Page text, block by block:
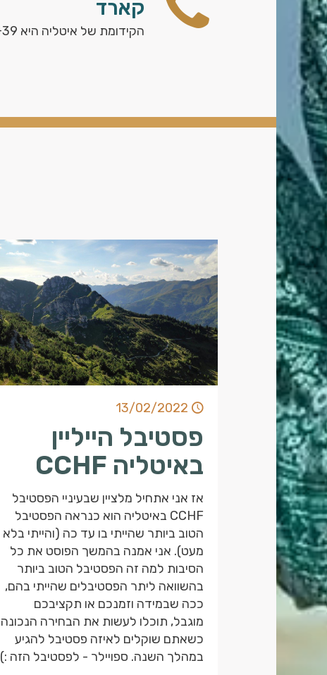
קארד
הקידומת של איטליה היא 39+
13/02/2022
פסטיבל הייליין
באיטליה CCHF
אז אני אתחיל מלציין שבעיניי הפסטיבל
CCHF באיטליה הוא כנראה הפסטיבל
הטוב ביותר שהייתי בו עד כה (והייתי בלא
מעט). אני אמנה בהמשך הפוסט את כל
הסיבות למה זה הפסטיבל הטוב ביותר
בהשוואה ליתר הפסטיבלים שהייתי בהם,
ככה שבמידה וזמנכם או תקציבכם
מוגבל, תוכלו לעשות את הבחירה הנכונה
כשאתם שוקלים לאיזה פסטיבל להגיע
במהלך השנה. ספויילר - לפסטיבל הזה :)